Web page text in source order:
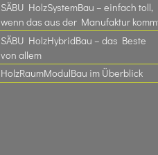
SÄBU HolzSystemBau – einfach toll,
wenn das aus der Manufaktur kommt
SÄBU HolzHybridBau – das Beste
von allem
HolzRaumModulBau im Überblick